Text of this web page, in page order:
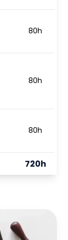
80h
80h
80h
720h